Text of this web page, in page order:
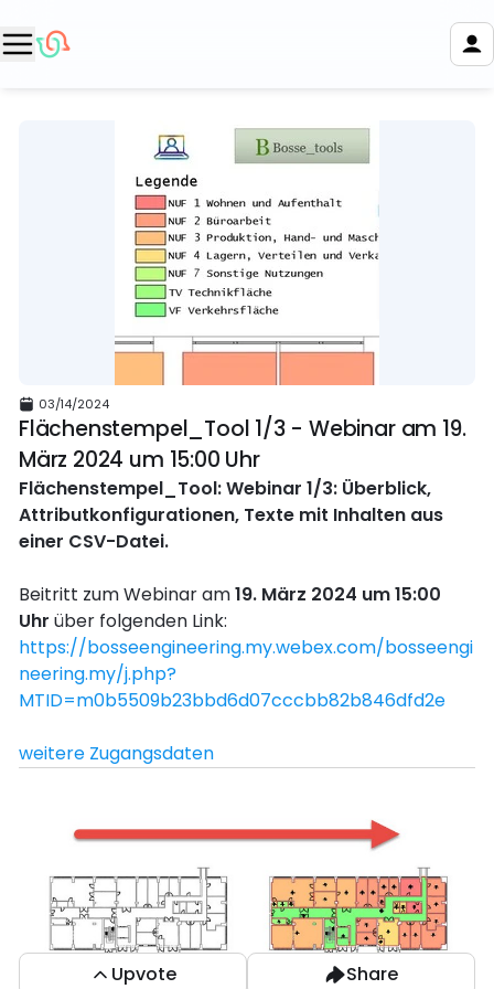
03/14/2024
Flächenstempel_Tool 1/3 - Webinar am 19.
März 2024 um 15:00 Uhr
Flächenstempel_Tool: Webinar 1/3: Überblick,
Attributkonfigurationen, Texte mit Inhalten aus
einer CSV-Datei.
Beitritt zum Webinar am19. März 2024 um 15:00
Uhr über folgenden Link:
https://bosseengineering.my.webex.com/bosseengi
neering.my/j.php?
MTID=m0b5509b23bbd6d07cccbb82b846dfd2e
weitere Zugangsdaten
Upvote Share